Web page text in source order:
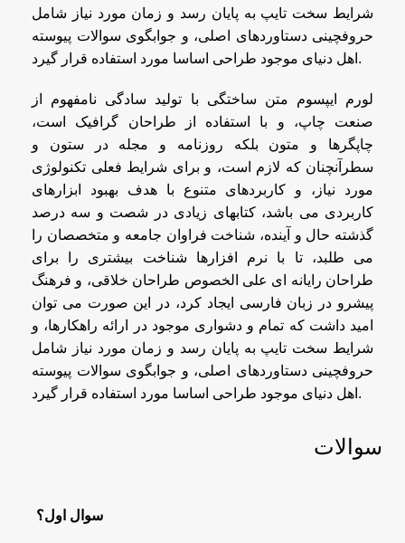
شرایط سخت تایپ به پایان رسد و زمان مورد نیاز شامل
حروفچینی دستاوردهای اصلی، و جوابگوی سوالات پیوسته
اهل دنیای موجود طراحی اساسا مورد استفاده قرار گیرد.
لورم ایپسوم متن ساختگی با تولید سادگی نامفهوم از
صنعت چاپ، و با استفاده از طراحان گرافیک است،
چاپگرها و متون بلکه روزنامه و مجله در ستون و
سطرآنچنان که لازم است، و برای شرایط فعلی تکنولوژی
مورد نیاز، و کاربردهای متنوع با هدف بهبود ابزارهای
کاربردی می باشد، کتابهای زیادی در شصت و سه درصد
گذشته حال و آینده، شناخت فراوان جامعه و متخصصان را
می طلبد، تا با نرم افزارها شناخت بیشتری را برای
طراحان رایانه ای علی الخصوص طراحان خلاقی، و فرهنگ
پیشرو در زبان فارسی ایجاد کرد، در این صورت می توان
امید داشت که تمام و دشواری موجود در ارائه راهکارها، و
شرایط سخت تایپ به پایان رسد و زمان مورد نیاز شامل
حروفچینی دستاوردهای اصلی، و جوابگوی سوالات پیوسته
اهل دنیای موجود طراحی اساسا مورد استفاده قرار گیرد.
سوالات
سوال اول؟